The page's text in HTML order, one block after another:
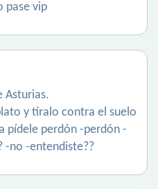
pase vip
Asturias.
y tíralo contra el suelo
pídele perdón -perdón -
-no -entendiste??